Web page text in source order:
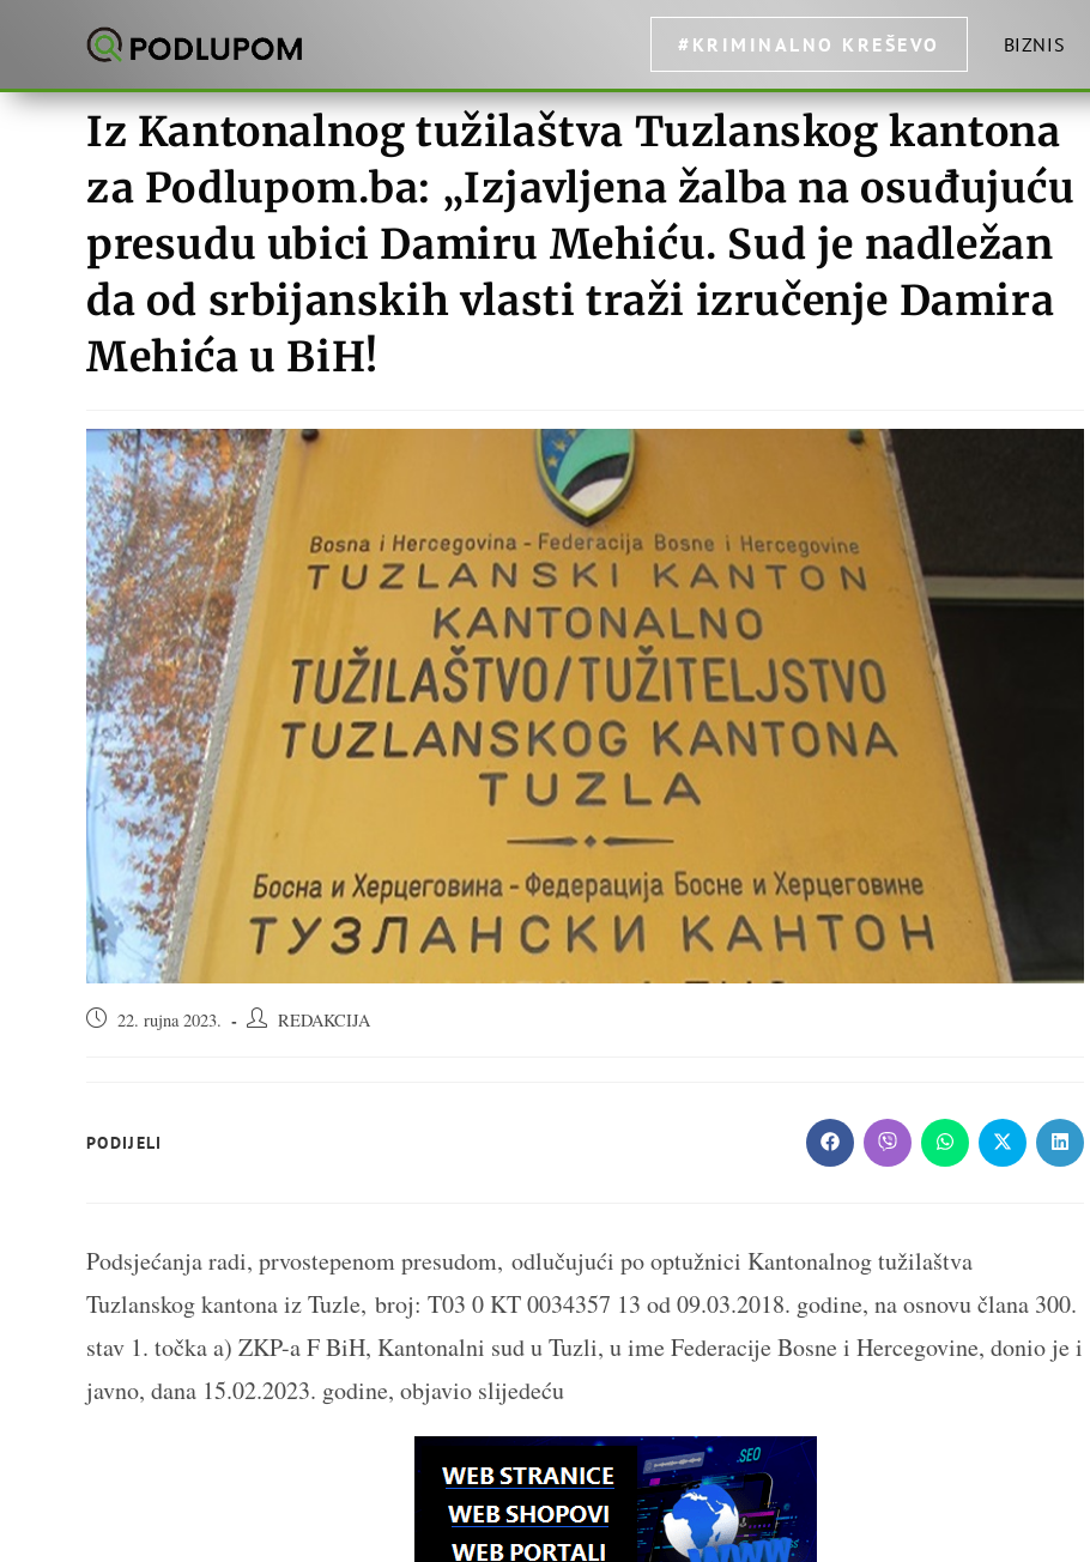
#KRIMINALNO KREŠEVO BIZNIS
Iz Kantonalnog tužilaštva Tuzlanskog kantona
za Podlupom.ba: „Izjavljena žalba na osuđujuću
presudu ubici Damiru Mehiću. Sud je nadležan
da od srbijanskih vlasti traži izručenje Damira
Mehića u BiH!
Objava22. rujna 2023.
AutorREDAKCIJA
PODIJELI Opens
in
Opens
in
Opens
in
Opens
in
Opens
in
Podsjećanja radi, prvostepenom presudom, odlučujući po optužnici Kantonalnog tužilaštva
Tuzlanskog kantona iz Tuzle, broj: T03 0 KT 0034357 13 od 09.03.2018. godine, na osnovu člana 300.
stav 1. točka a) ZKP-a F BiH, Kantonalni sud u Tuzli, u ime Federacije Bosne i Hercegovine, donio je i
javno, dana 15.02.2023. godine, objavio slijedeću